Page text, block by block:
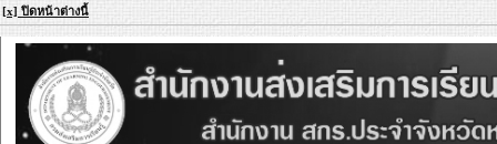
[x] ปิดหน้าต่างนี้